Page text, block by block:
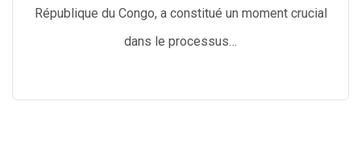
République du Congo, a constitué un moment crucial
dans le processus…